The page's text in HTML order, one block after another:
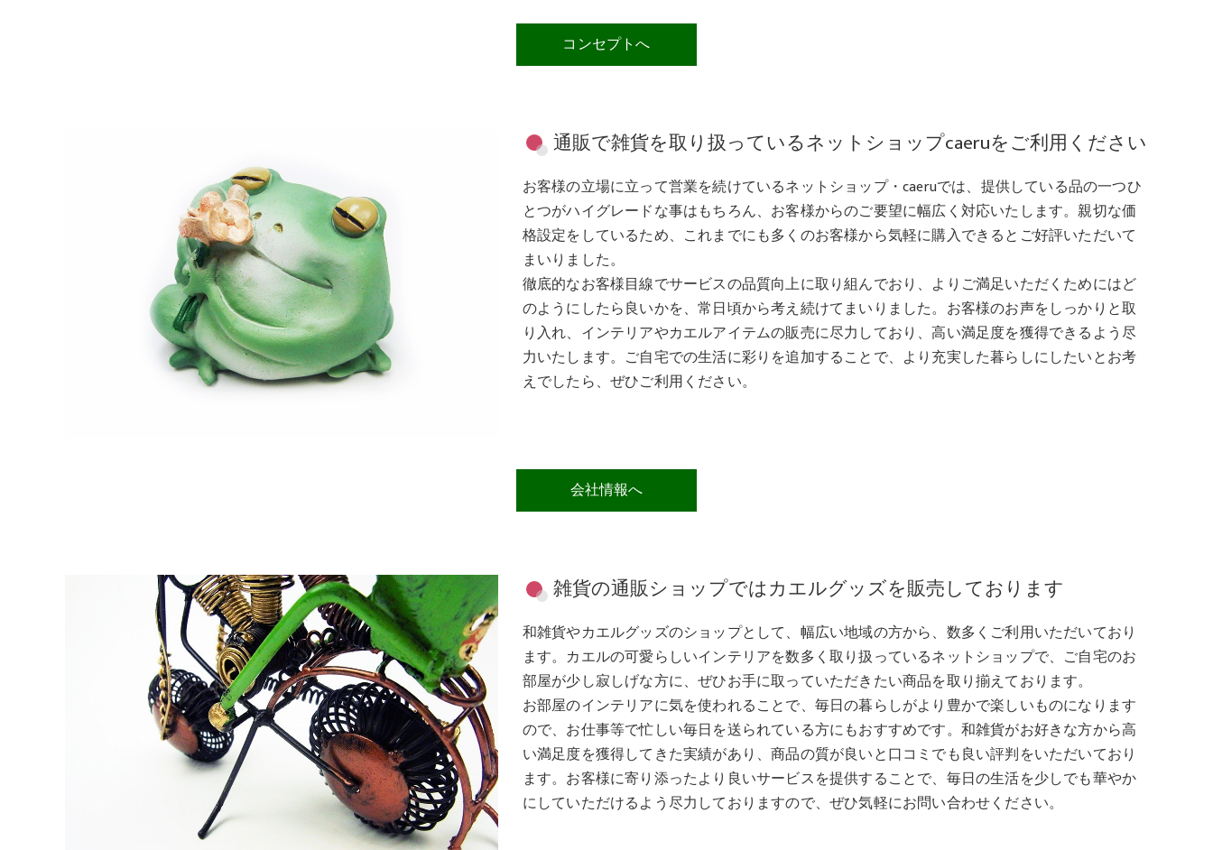
コンセプトへ
通販で雑貨を取り扱っているネットショップcaeruをご利用ください
お客様の立場に立って営業を続けているネットショップ・caeruでは、提供している品の一つひ
とつがハイグレードな事はもちろん、お客様からのご要望に幅広く対応いたします。親切な価
格設定をしているため、これまでにも多くのお客様から気軽に購入できるとご好評いただいて
まいりました。
徹底的なお客様目線でサービスの品質向上に取り組んでおり、よりご満足いただくためにはど
のようにしたら良いかを、常日頃から考え続けてまいりました。お客様のお声をしっかりと取
り入れ、インテリアやカエルアイテムの販売に尽力しており、高い満足度を獲得できるよう尽
力いたします。ご自宅での生活に彩りを追加することで、より充実した暮らしにしたいとお考
えでしたら、ぜひご利用ください。
会社情報へ
雑貨の通販ショップではカエルグッズを販売しております
和雑貨やカエルグッズのショップとして、幅広い地域の方から、数多くご利用いただいており
ます。カエルの可愛らしいインテリアを数多く取り扱っているネットショップで、ご自宅のお
部屋が少し寂しげな方に、ぜひお手に取っていただきたい商品を取り揃えております。
お部屋のインテリアに気を使われることで、毎日の暮らしがより豊かで楽しいものになります
ので、お仕事等で忙しい毎日を送られている方にもおすすめです。和雑貨がお好きな方から高
い満足度を獲得してきた実績があり、商品の質が良いと口コミでも良い評判をいただいており
ます。お客様に寄り添ったより良いサービスを提供することで、毎日の生活を少しでも華やか
にしていただけるよう尽力しておりますので、ぜひ気軽にお問い合わせください。